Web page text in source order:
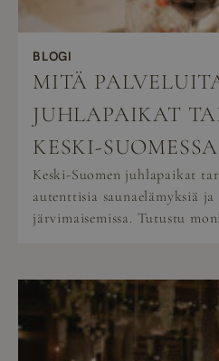
BLOGI
MITÄ
JUHLAPAIKAT
KESKI-
Keski-Suomen juhlapaikat
autenttisia saunaelämyksiä
järvimaisemissa. Tutustu